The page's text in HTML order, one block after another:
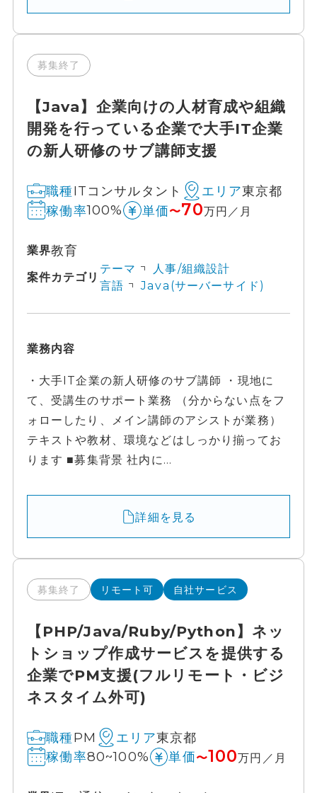
募集終了
【Java】企業向けの人材育成や組織
開発を行っている企業で大手IT企業
の新人研修のサブ講師支援
職種ITコンサルタント エリア東京都
稼働率100% 単価〜70万円／月
業界教育
案件カテゴリ
テーマ
人事/組織設計
言語
Java(サーバーサイド)
業務内容
・大手IT企業の新人研修のサブ講師 ・現地に
て、受講生のサポート業務 （分からない点をフ
ォローしたり、メイン講師のアシストが業務）
テキストや教材、環境などはしっかり揃ってお
ります ■募集背景 社内に...
詳細を見る
募集終了 リモート可 自社サービス
【PHP/Java/Ruby/Python】ネッ
トショップ作成サービスを提供する
企業でPM支援(フルリモート・ビジ
ネスタイム外可)
職種PM エリア東京都
稼働率80~100% 単価〜100万円／月